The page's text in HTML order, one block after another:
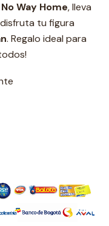
Way Home, lleva
tu figura
. Regalo ideal para